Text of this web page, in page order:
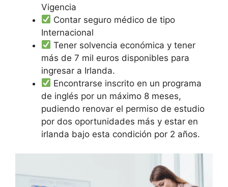
Vigencia
Contar seguro médico de tipo
Internacional
Tener solvencia económica y tener
más de 7 mil euros disponibles para
ingresar a Irlanda.
Encontrarse inscrito en un programa
de inglés por un máximo 8 meses,
pudiendo renovar el permiso de estudio
por dos oportunidades más y estar en
irlanda bajo esta condición por 2 años.